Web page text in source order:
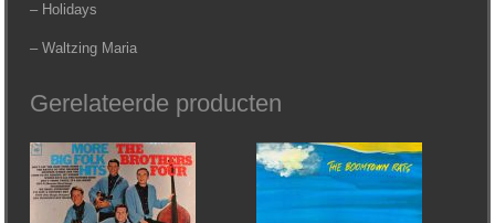
– Holidays
– Waltzing Maria
Gerelateerde producten